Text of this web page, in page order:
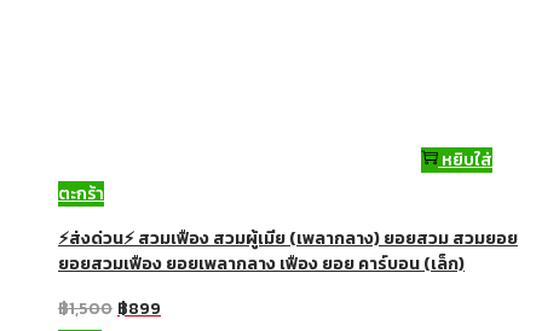
หยิบใส่
ตะกร้า
⚡ส่งด่วน⚡ สวมเฟือง สวมผู้เมีย (เพลากลาง) ยอยสวม สวมยอย
ยอยสวมเฟือง ยอยเพลากลาง เฟือง ยอย คาร์บอน (เล็ก)
฿1,500฿899